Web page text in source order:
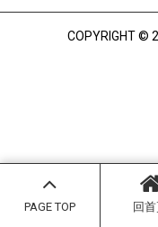
PAGE TOP 回